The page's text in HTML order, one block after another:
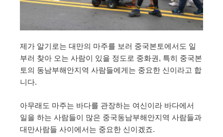
제가 알기로는 대만의 마주를 보러 중국본토에서도 일
부러 찾아 오는 사람이 있을 정도로 중화권, 특히 중국본
토의 동남부해안지역 사람들에게는 중요한 신이라고 합
니다.
아무래도 마주는 바다를 관장하는 여신이라 바다에서
일을 하는 사람들이 많은 중국동남부해안지역 사람들과
대만사람들 사이에서는 중요한 신이겠죠.